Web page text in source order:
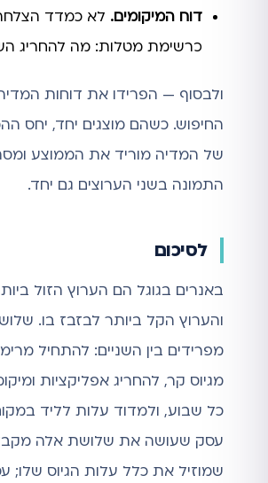
דוח המיקומים. לא כמדד
כרשימת מטלות: מה להחריג
ולבסוף — הפרידו את דוחות
החיפוש. כשהם מוצגים יחד, יחס
של המדיה מוריד את הממוצע
התמונה בשני הערוצים גם יחד.
לסיכום
באנרים בגוגל הם הערוץ הזול
והערוץ הקל ביותר לבזבז בו.
מפרידים בין השניים: להתחיל
מגיוס קר, להחריג אפליקציות
כל שבוע, ולמדוד עלות לליד
עסק שעושה את שלושת אלה
שמוזיל את כלל עלות הגיוס שלו;